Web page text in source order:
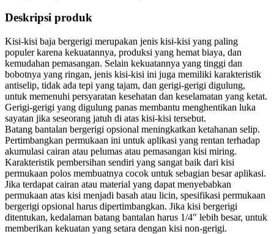
Deskripsi produk
Kisi-kisi baja bergerigi merupakan jenis kisi-kisi yang paling
populer karena kekuatannya, produksi yang hemat biaya, dan
kemudahan pemasangan. Selain kekuatannya yang tinggi dan
bobotnya yang ringan, jenis kisi-kisi ini juga memiliki karakteristik
antiselip, tidak ada tepi yang tajam, dan gerigi-gerigi digulung,
untuk memenuhi persyaratan kesehatan dan keselamatan yang ketat.
Gerigi-gerigi yang digulung panas membantu menghentikan luka
sayatan jika seseorang jatuh di atas kisi-kisi tersebut.
Batang bantalan bergerigi opsional meningkatkan ketahanan selip.
Pertimbangkan permukaan ini untuk aplikasi yang rentan terhadap
akumulasi cairan atau pelumas atau pemasangan kisi miring.
Karakteristik pembersihan sendiri yang sangat baik dari kisi
permukaan polos membuatnya cocok untuk sebagian besar aplikasi.
Jika terdapat cairan atau material yang dapat menyebabkan
permukaan atas kisi menjadi basah atau licin, spesifikasi permukaan
bergerigi opsional harus dipertimbangkan. Jika kisi bergerigi
ditentukan, kedalaman batang bantalan harus 1/4″ lebih besar, untuk
memberikan kekuatan yang setara dengan kisi non-gerigi.